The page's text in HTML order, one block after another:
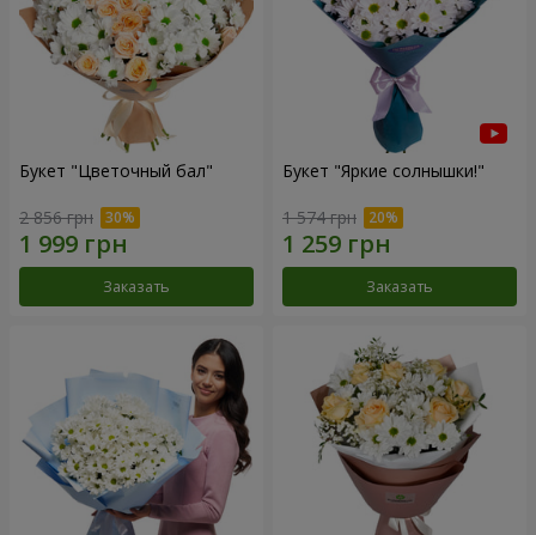
Букет "Цветочный бал"
2 856 грн
Заказать
Букет "Яркие солнышки!"
1 574 грн
Заказать